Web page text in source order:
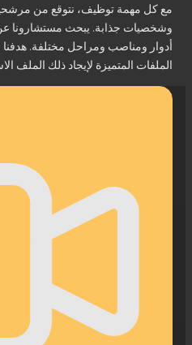
مع كل مهمة توظيف، نتوقع من مرشحينا
وشخصيات جذابة. يبحث مستشارونا عن
أدوار ومناصب ومراحل مختلفة. هدفنا في
الملفات المتميزة لإيجاد ذلك الملف